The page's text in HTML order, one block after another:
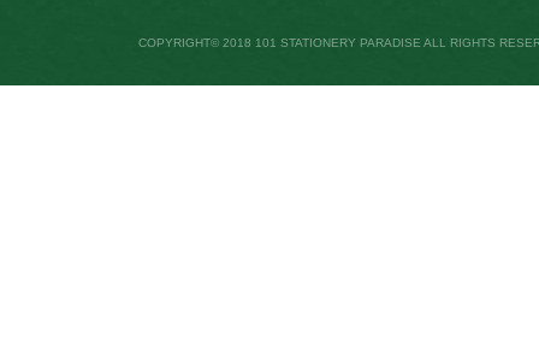
COPYRIGHT© 2018 101 STATIONERY PARADISE ALL RIGHTS